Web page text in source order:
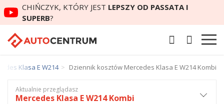
CHIŃCZYK, KTÓRY JEST LEPSZY OD PASSATA I
SUPERB?
Klasa E W214 Dziennik kosztów Mercedes Klasa E W214 Kombi
Aktualnie przeglądasz
Mercedes Klasa E W214 Kombi